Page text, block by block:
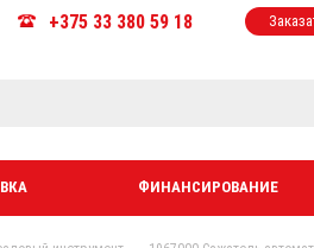
+375 33 380 59 18
ФИНАНСИРОВАНИЕ